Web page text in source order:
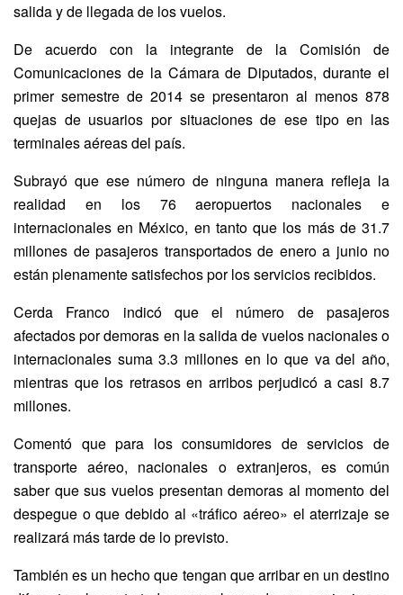
salida y de llegada de los vuelos.
De acuerdo con la integrante de la Comisión de
Comunicaciones de la Cámara de Diputados, durante el
primer semestre de 2014 se presentaron al menos 878
quejas de usuarios por situaciones de ese tipo en las
terminales aéreas del país.
Subrayó que ese número de ninguna manera refleja la
realidad en los 76 aeropuertos nacionales e
internacionales en México, en tanto que los más de 31.7
millones de pasajeros transportados de enero a junio no
están plenamente satisfechos por los servicios recibidos.
Cerda Franco indicó que el número de pasajeros
afectados por demoras en la salida de vuelos nacionales o
internacionales suma 3.3 millones en lo que va del año,
mientras que los retrasos en arribos perjudicó a casi 8.7
millones.
Comentó que para los consumidores de servicios de
transporte aéreo, nacionales o extranjeros, es común
saber que sus vuelos presentan demoras al momento del
despegue o que debido al «tráfico aéreo» el aterrizaje se
realizará más tarde de lo previsto.
También es un hecho que tengan que arribar en un destino